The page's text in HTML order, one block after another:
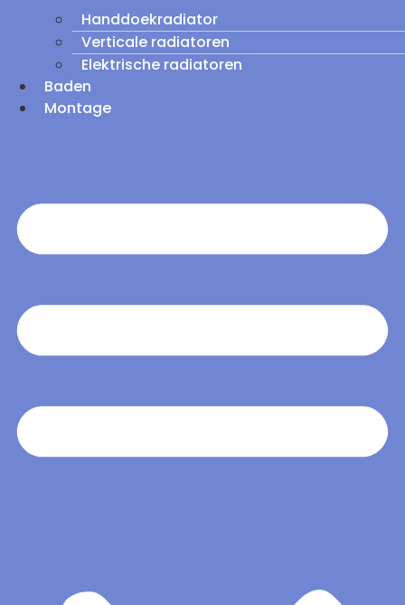
Handdoekradiator
Verticale radiatoren
Elektrische radiatoren
Baden
Montage